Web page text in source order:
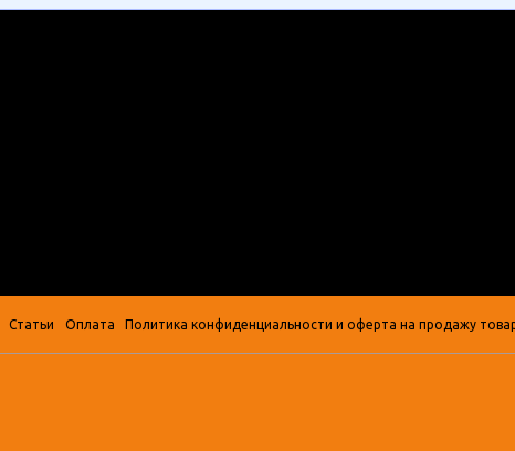
Статьи Оплата Политика конфиденциальности и оферта на продажу